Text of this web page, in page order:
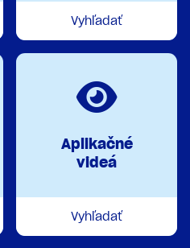
Vyhľadať
Aplikačné
videá
Vyhľadať